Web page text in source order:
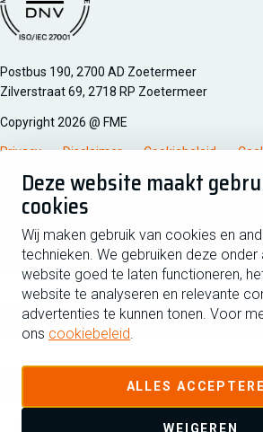
Deze website maakt
cookies
Wij maken gebruik van cookies en
technieken. We gebruiken deze
website goed te laten functioneren,
website te analyseren en relevante
advertenties te kunnen tonen. Voor
ons cookiebeleid.
ALLES
WEIGEREN
Managementsyteem certificatie DNV
Postbus 190, 2700 AD Zoetermeer
Zilverstraat 69, 2718 RP Zoetermeer
Copyright 2026 @ FME
Privacy Disclaimer Cookiebeleid
Schrijf je in voor de
Voornaam
Achternaam